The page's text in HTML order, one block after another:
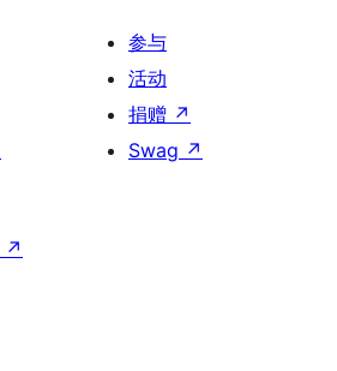
参与
活动
捐赠 ↗
Swag ↗
↗